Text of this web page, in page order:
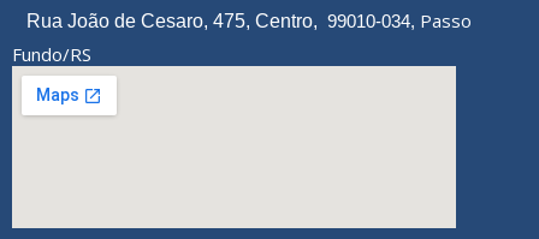
Rua João de Cesaro, 475, Centro, 99010-034, Passo
Fundo/RS